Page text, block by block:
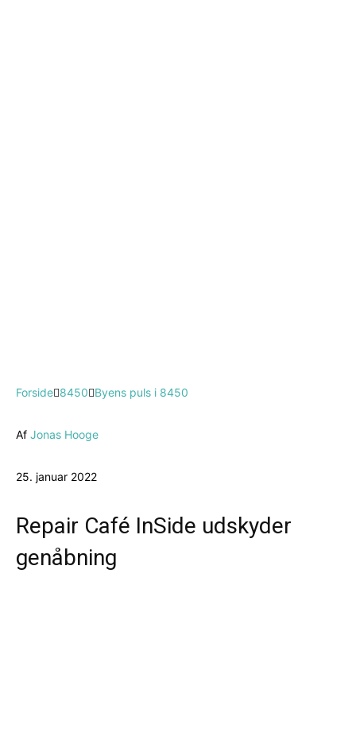
Forside 8450 Byens puls i 8450
Af Jonas Hooge
25. januar 2022
Repair Café InSide udskyder
genåbning